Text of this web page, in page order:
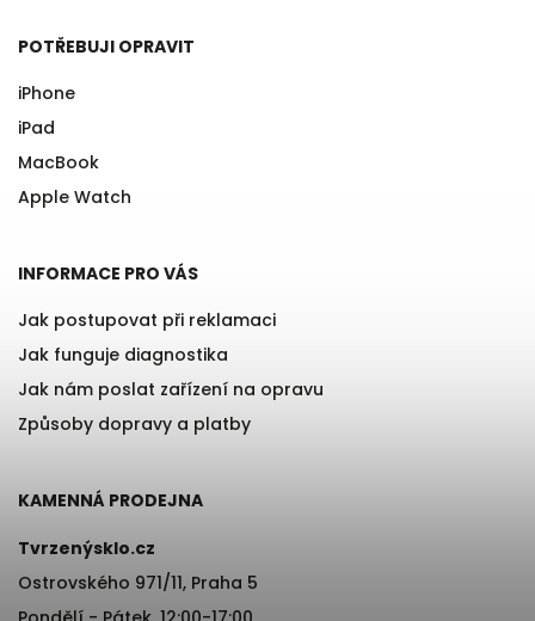
POTŘEBUJI OPRAVIT
iPhone
iPad
MacBook
Apple Watch
INFORMACE PRO VÁS
Jak postupovat při reklamaci
Jak funguje diagnostika
Jak nám poslat zařízení na opravu
Způsoby dopravy a platby
KAMENNÁ PRODEJNA
Tvrzenýsklo.cz
Ostrovského 971/11, Praha 5